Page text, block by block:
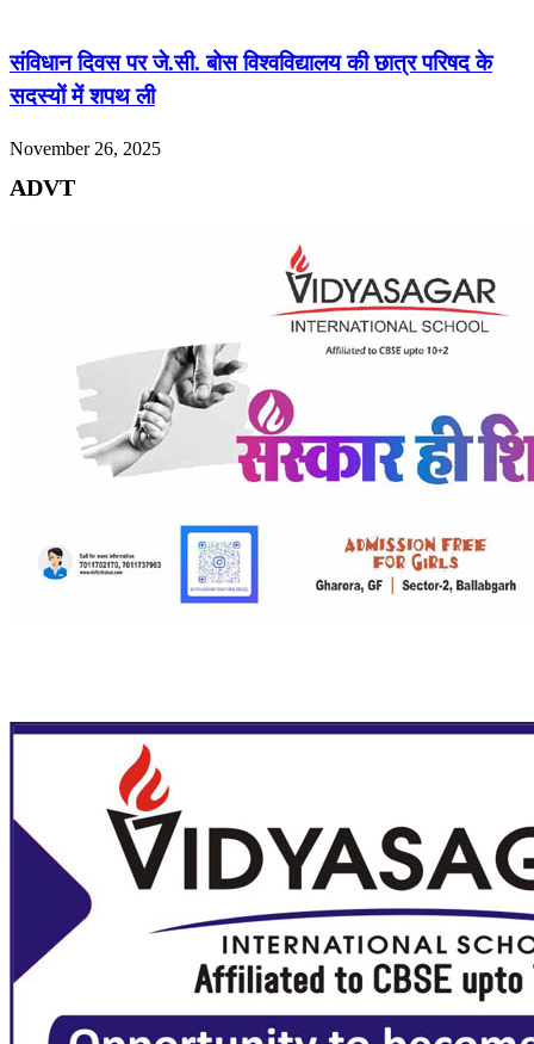
संविधान दिवस पर जे.सी. बोस विश्वविद्यालय की छात्र परिषद के
सदस्यों में शपथ ली
November 26, 2025
ADVT